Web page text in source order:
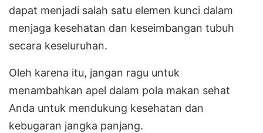
dapat menjadi salah satu elemen kunci dalam
menjaga kesehatan dan keseimbangan tubuh
secara keseluruhan.
Oleh karena itu, jangan ragu untuk
menambahkan apel dalam pola makan sehat
Anda untuk mendukung kesehatan dan
kebugaran jangka panjang.